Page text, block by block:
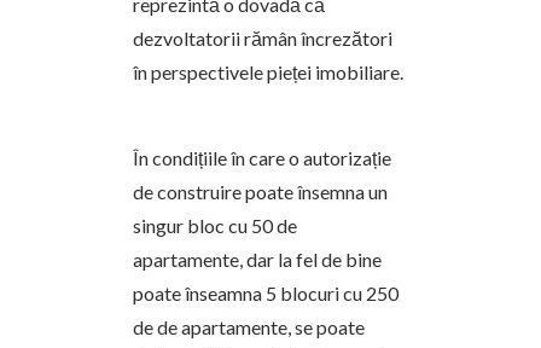
reprezintă o dovadă că
dezvoltatorii rămân încrezători
în perspectivele pieței imobiliare.
În condițiile în care o autorizație
de construire poate însemna un
singur bloc cu 50 de
apartamente, dar la fel de bine
poate înseamna 5 blocuri cu 250
de de apartamente, se poate